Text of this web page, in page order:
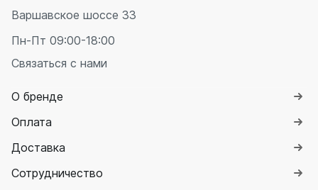
Варшавское шоссе 33
Пн-Пт 09:00-18:00
Связаться с нами
О бренде
Оплата
Доставка
Сотрудничество